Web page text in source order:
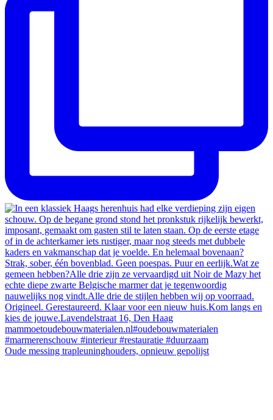
Oude messing trapleuninghouders, opnieuw gepolijst